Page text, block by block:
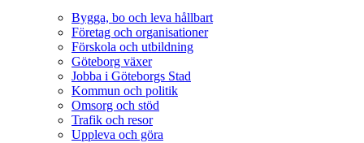
Bygga, bo och leva hållbart
Företag och organisationer
Förskola och utbildning
Göteborg växer
Jobba i Göteborgs Stad
Kommun och politik
Omsorg och stöd
Trafik och resor
Uppleva och göra